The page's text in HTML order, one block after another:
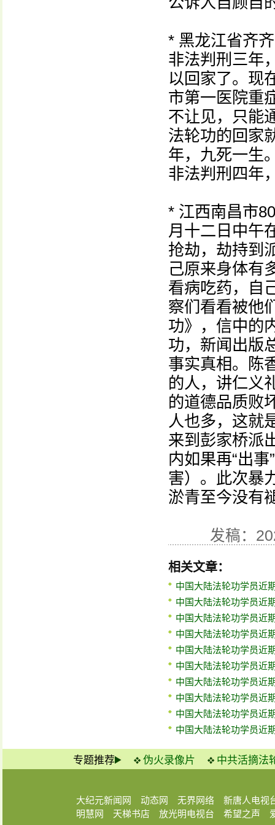
* 黑龙江省齐
非法判刑三年
以回家了。现
市第一医院重
不让见，只能
法轮功的回家
年，九死一生
非法判刑四年
* 江西南昌市
月十二日中午
抢劫，劫持到
己原来身体有
看病吃药，自
察们看看被他
功》，信中的
功，新闻出版
事实真相。陈
的人，讲仁义
的道德品质败
人也多，这就
来到彭家桥派
内如果再“出
害）。此次暴
淤青至今没有
发稿：
相关文章：
中国大陆法轮功学员近
中国大陆法轮功学员近
中国大陆法轮功学员近
中国大陆法轮功学员近
中国大陆法轮功学员近
中国大陆法轮功学员近
中国大陆法轮功学员近
中国大陆法轮功学员近
中国大陆法轮功学员近
中国大陆法轮功学员近
专题推荐 伪火录像片 中共活摘法
大纪元新闻网 动态网 无界网络
新唐人电视
明慧网
天梯书店 放光明电视台 希望之声